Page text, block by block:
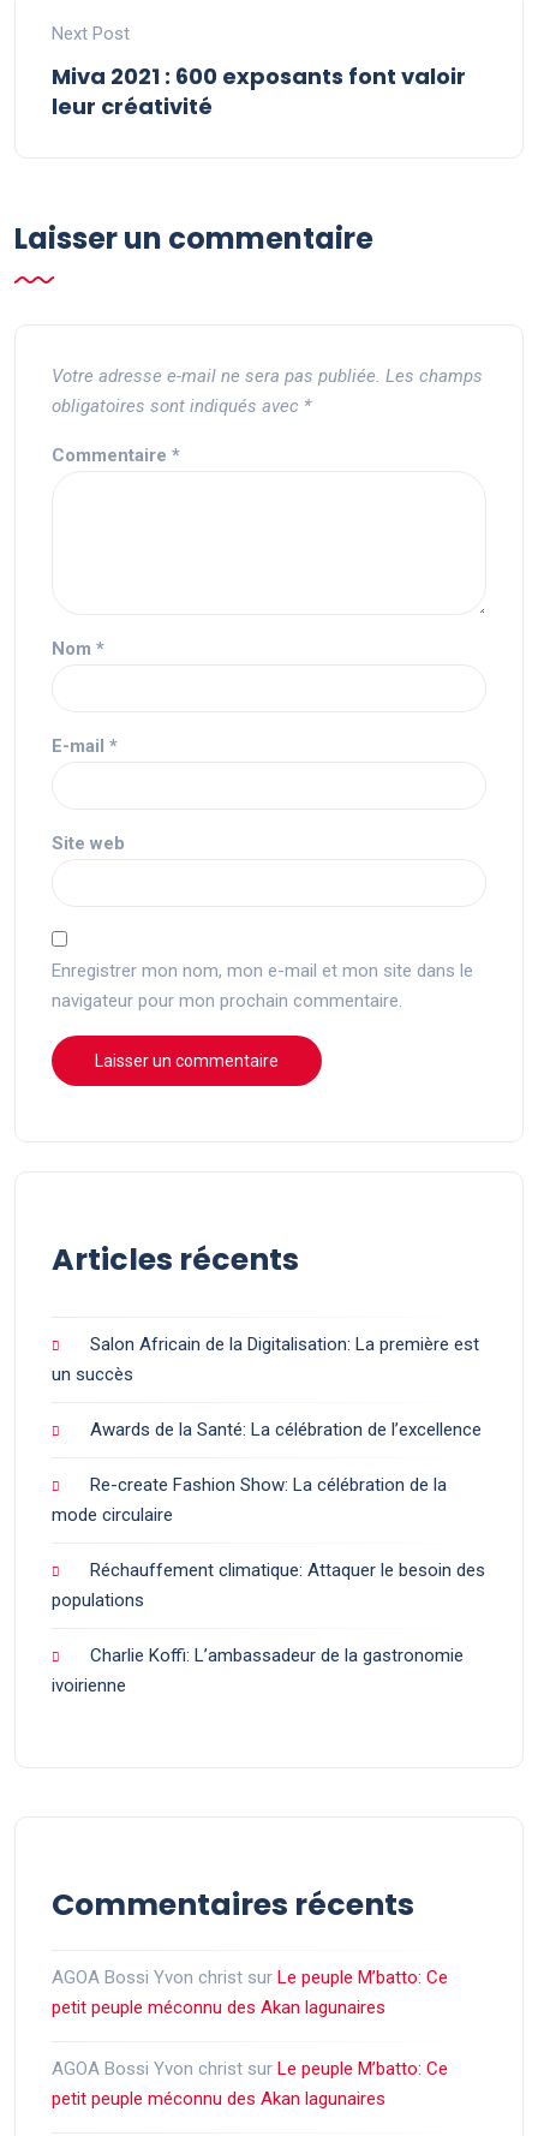
Next Post
Miva 2021 : 600 exposants font valoir
leur créativité
Laisser un commentaire
Votre adresse e-mail ne sera pas publiée. Les champs
obligatoires sont indiqués avec *
Commentaire *
Nom *
E-mail *
Site web
Enregistrer mon nom, mon e-mail et mon site dans le
navigateur pour mon prochain commentaire.
Articles récents
Salon Africain de la Digitalisation: La première est
un succès
Awards de la Santé: La célébration de l’excellence
Re-create Fashion Show: La célébration de la
mode circulaire
Réchauffement climatique: Attaquer le besoin des
populations
Charlie Koffi: L’ambassadeur de la gastronomie
ivoirienne
Commentaires récents
AGOA Bossi Yvon christ sur Le peuple M’batto: Ce
petit peuple méconnu des Akan lagunaires
AGOA Bossi Yvon christ sur Le peuple M’batto: Ce
petit peuple méconnu des Akan lagunaires